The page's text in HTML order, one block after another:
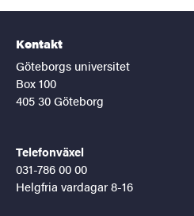
Kontakt
Göteborgs universitet
Box 100
405 30 Göteborg
Telefonväxel
031-786 00 00
Helgfria vardagar 8-16